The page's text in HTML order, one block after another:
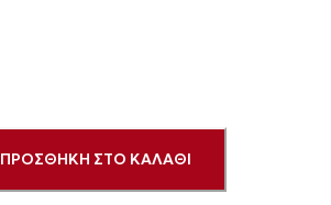
ΠΡΟΣΘΗΚΗ ΣΤΟ ΚΑΛΑΘΙ